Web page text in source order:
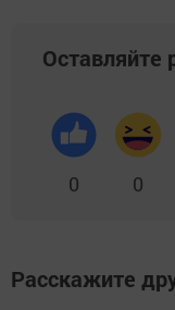
Оставляйте
0 0
Расскажите